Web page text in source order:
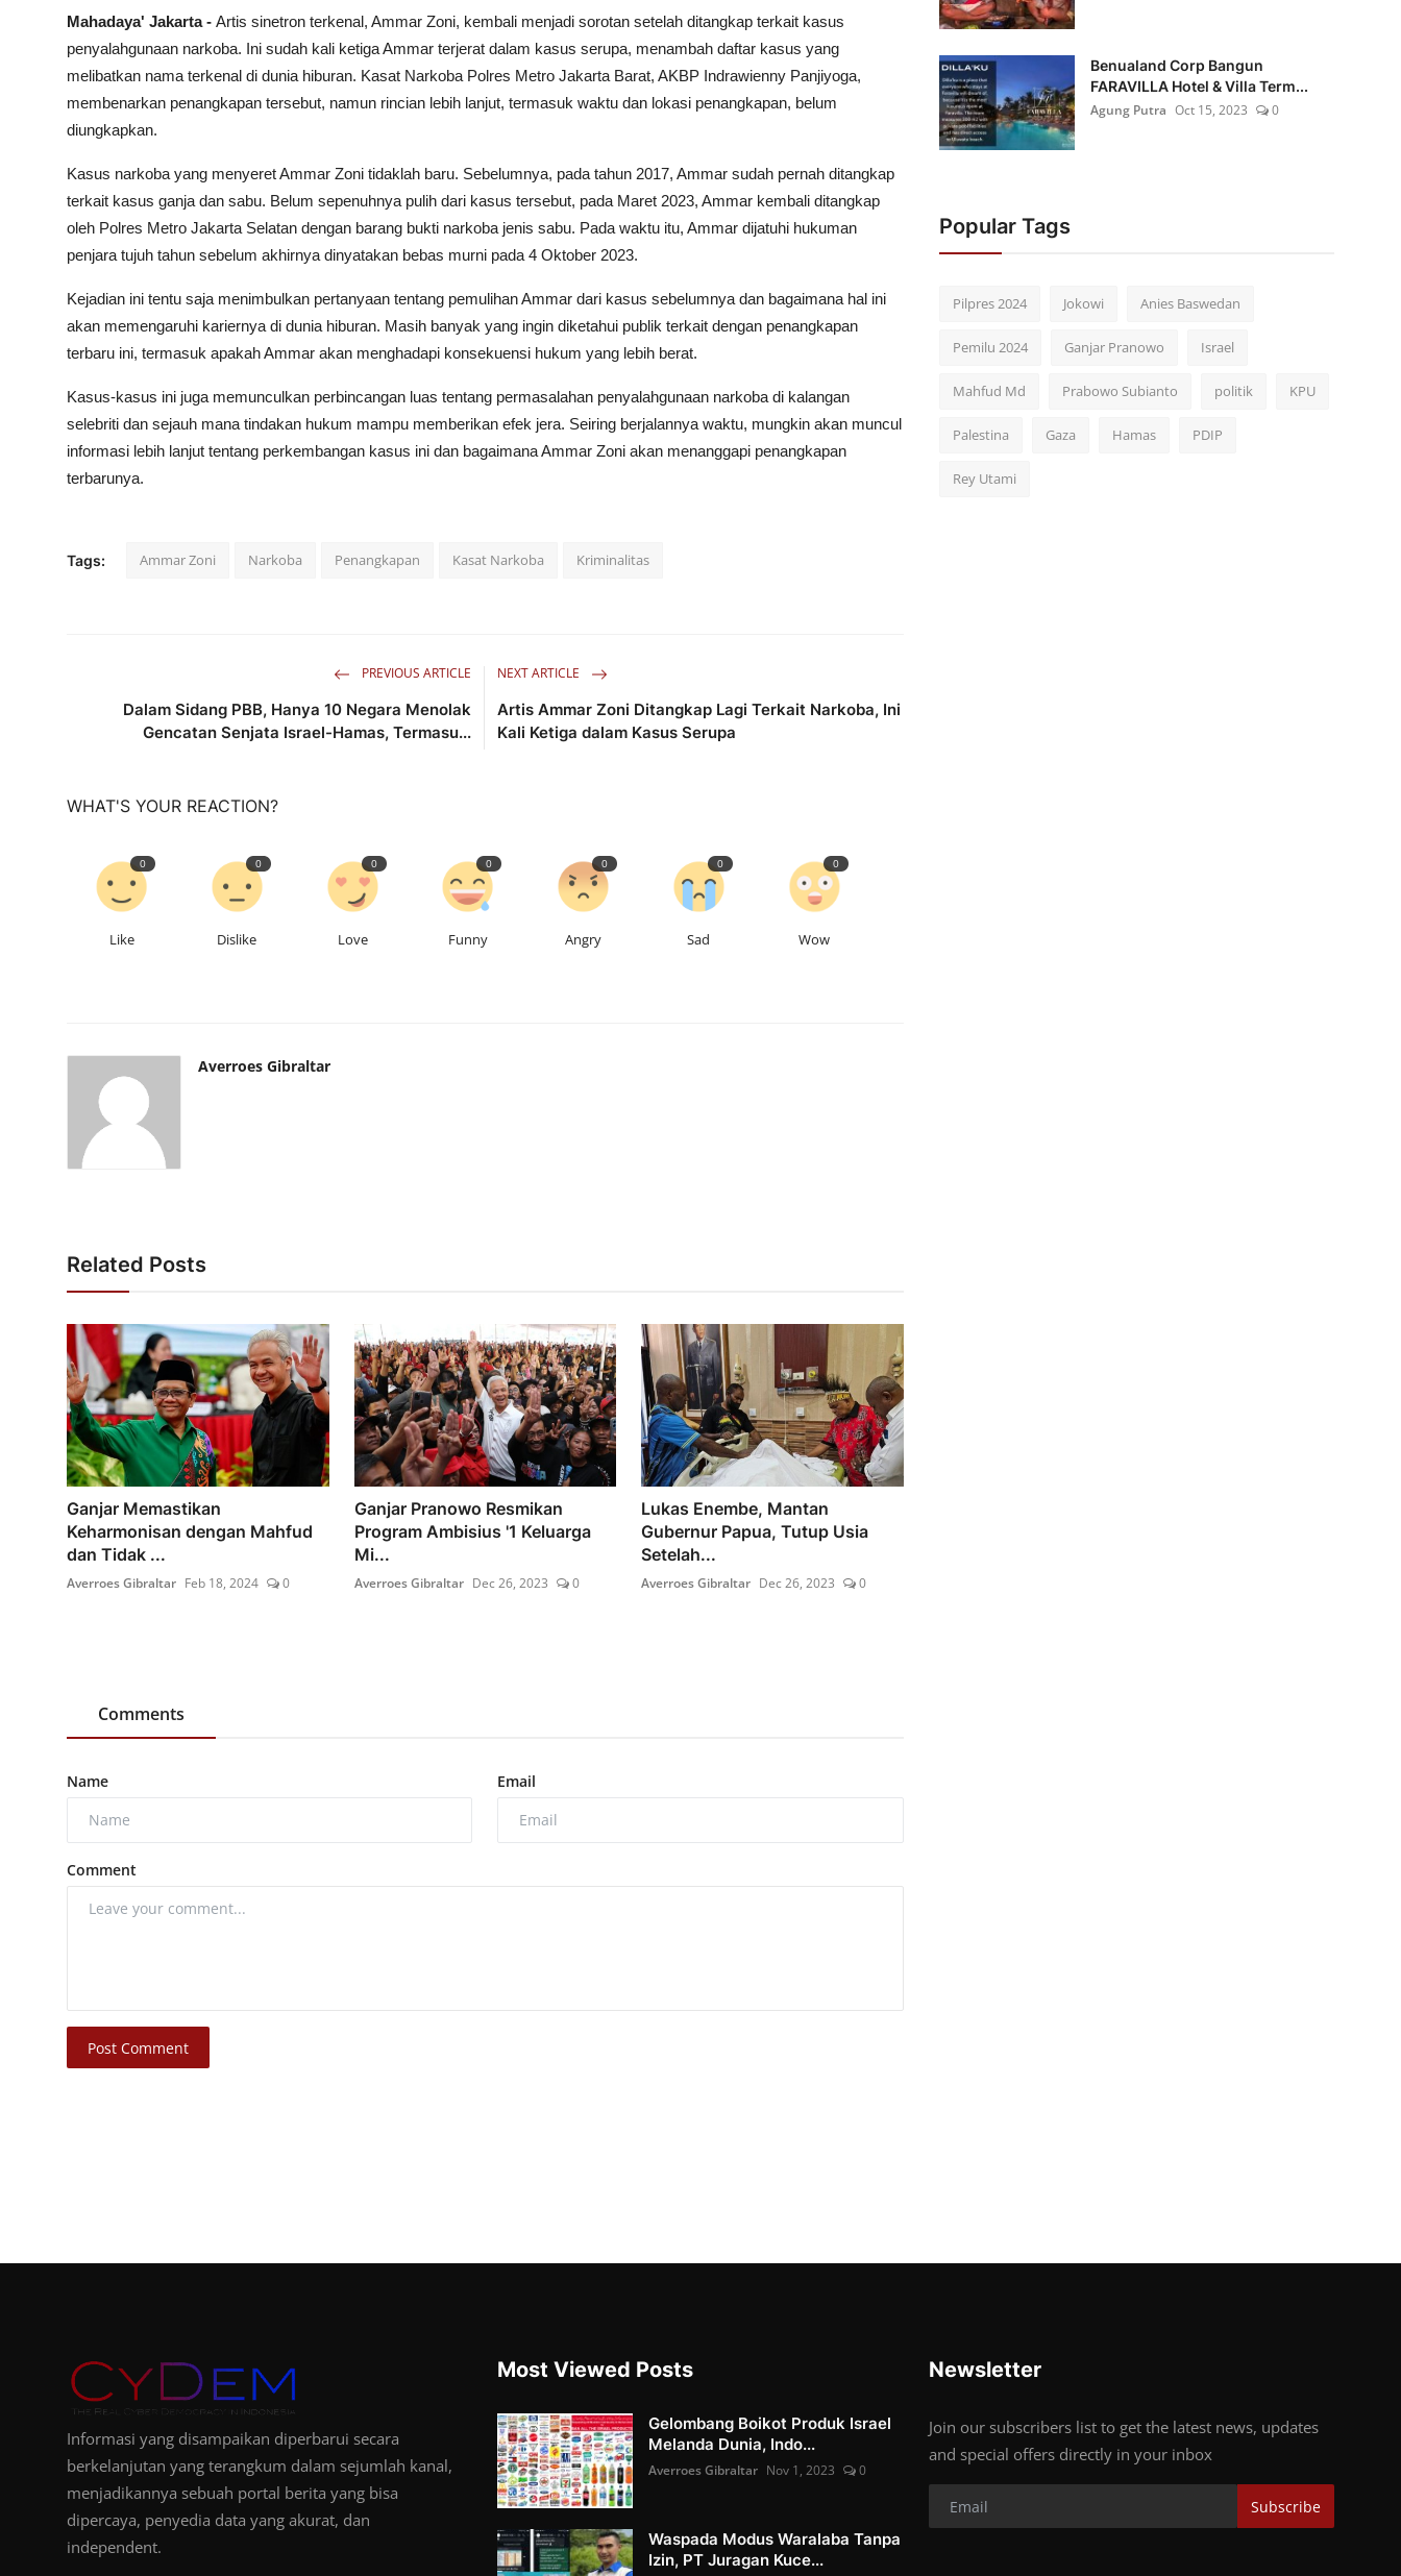
Mahadaya' Jakarta - Artis sinetron terkenal, Ammar Zoni, kembali menjadi sorotan setelah ditangkap terkait kasus
penyalahgunaan narkoba. Ini sudah kali ketiga Ammar terjerat dalam kasus serupa, menambah daftar kasus yang
melibatkan nama terkenal di dunia hiburan. Kasat Narkoba Polres Metro Jakarta Barat, AKBP Indrawienny Panjiyoga,
membenarkan penangkapan tersebut, namun rincian lebih lanjut, termasuk waktu dan lokasi penangkapan, belum
diungkapkan.
Kasus narkoba yang menyeret Ammar Zoni tidaklah baru. Sebelumnya, pada tahun 2017, Ammar sudah pernah ditangkap
terkait kasus ganja dan sabu. Belum sepenuhnya pulih dari kasus tersebut, pada Maret 2023, Ammar kembali ditangkap
oleh Polres Metro Jakarta Selatan dengan barang bukti narkoba jenis sabu. Pada waktu itu, Ammar dijatuhi hukuman
penjara tujuh tahun sebelum akhirnya dinyatakan bebas murni pada 4 Oktober 2023.
Kejadian ini tentu saja menimbulkan pertanyaan tentang pemulihan Ammar dari kasus sebelumnya dan bagaimana hal ini
akan memengaruhi kariernya di dunia hiburan. Masih banyak yang ingin diketahui publik terkait dengan penangkapan
terbaru ini, termasuk apakah Ammar akan menghadapi konsekuensi hukum yang lebih berat.
Kasus-kasus ini juga memunculkan perbincangan luas tentang permasalahan penyalahgunaan narkoba di kalangan
selebriti dan sejauh mana tindakan hukum mampu memberikan efek jera. Seiring berjalannya waktu, mungkin akan muncul
informasi lebih lanjut tentang perkembangan kasus ini dan bagaimana Ammar Zoni akan menanggapi penangkapan
terbarunya.
Tags: Ammar Zoni Narkoba Penangkapan Kasat Narkoba Kriminalitas
PREVIOUS ARTICLE
Dalam Sidang PBB, Hanya 10 Negara Menolak
Gencatan Senjata Israel-Hamas, Termasu...
NEXT ARTICLE
Artis Ammar Zoni Ditangkap Lagi Terkait Narkoba, Ini
Kali Ketiga dalam Kasus Serupa
WHAT'S YOUR REACTION?
0
Like
0
Dislike
0
Love
0
Funny
0
Angry
0
Sad
0
Wow
Averroes Gibraltar
Related Posts
Ganjar Memastikan
Keharmonisan dengan Mahfud
dan Tidak ...
Averroes Gibraltar Feb 18, 2024 0
Ganjar Pranowo Resmikan
Program Ambisius '1 Keluarga
Mi...
Averroes Gibraltar Dec 26, 2023 0
Lukas Enembe, Mantan
Gubernur Papua, Tutup Usia
Setelah...
Averroes Gibraltar Dec 26, 2023 0
Comments
Name Email
Comment
Post Comment
Benualand Corp Bangun
FARAVILLA Hotel & Villa Term...
Agung Putra Oct 15, 2023 0
Popular Tags
Pilpres 2024 Jokowi Anies Baswedan
Pemilu 2024 Ganjar Pranowo Israel
Mahfud Md Prabowo Subianto politik KPU
Palestina Gaza Hamas PDIP
Rey Utami
Informasi yang disampaikan diperbarui secara
berkelanjutan yang terangkum dalam sejumlah kanal,
menjadikannya sebuah portal berita yang bisa
dipercaya, penyedia data yang akurat, dan
independent.
Most Viewed Posts
Gelombang Boikot Produk Israel
Melanda Dunia, Indo...
Averroes Gibraltar Nov 1, 2023 0
Waspada Modus Waralaba Tanpa
Izin, PT Juragan Kuce...
Newsletter
Join our subscribers list to get the latest news, updates
and special offers directly in your inbox
Subscribe